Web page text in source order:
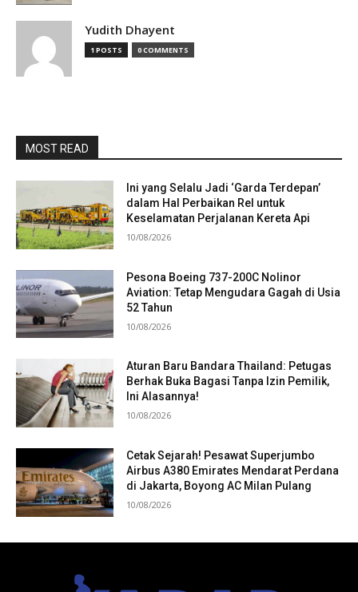
Yudith Dhayent
1 POSTS 0 COMMENTS
MOST READ
Ini yang Selalu Jadi ‘Garda Terdepan’
dalam Hal Perbaikan Rel untuk
Keselamatan Perjalanan Kereta Api
10/08/2026
Pesona Boeing 737-200C Nolinor
Aviation: Tetap Mengudara Gagah di Usia
52 Tahun
10/08/2026
Aturan Baru Bandara Thailand: Petugas
Berhak Buka Bagasi Tanpa Izin Pemilik,
Ini Alasannya!
10/08/2026
Cetak Sejarah! Pesawat Superjumbo
Airbus A380 Emirates Mendarat Perdana
di Jakarta, Boyong AC Milan Pulang
10/08/2026